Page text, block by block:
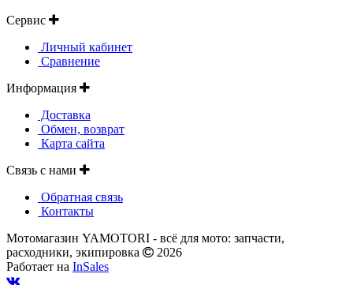
Сервис
Личный кабинет
Сравнение
Информация
Доставка
Обмен, возврат
Карта сайта
Связь с нами
Обратная связь
Контакты
Мотомагазин YAMOTORI - всё для мото: запчасти,
расходники, экипировка
2026
Работает на InSales